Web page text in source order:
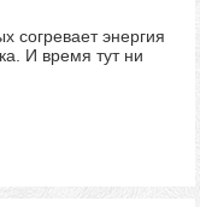
согревает энергия
И время тут ни